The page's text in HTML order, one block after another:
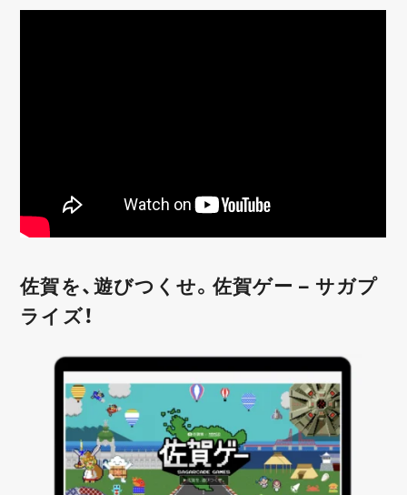
佐賀を、遊びつくせ。佐賀ゲー – サガプ
ライズ！